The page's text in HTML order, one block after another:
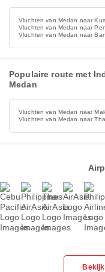
Vluchten van Medan naar
Vluchten van Medan naar
Vluchten van Medan naar
Populaire route met
Medan
Vluchten van Medan naar
Vluchten van Medan naar